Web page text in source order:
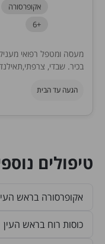
אקופרסורה
+6
מעסה ומטפל רפואי
בכיר. שבדי,
הגעה עד הבית
טיפולים
אקופרסורה בראש
כוסות רוח בראש העין